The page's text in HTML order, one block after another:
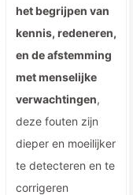
het begrijpen van
kennis, redeneren,
en de afstemming
met menselijke
verwachtingen,
deze fouten zijn
dieper en moeilijker
te detecteren en te
corrigeren